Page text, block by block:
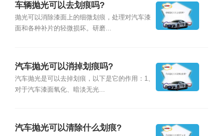
车辆抛光可以去划痕吗?
抛光可以消除漆面上的细微划痕，处理对汽车漆
面和各种补片的轻微损坏。研磨...
汽车抛光可以消掉划痕吗?
汽车抛光是可以去掉划痕，以下是它的作用：1、
对于汽车漆面氧化、暗淡无光...
汽车抛光可以清除什么划痕?